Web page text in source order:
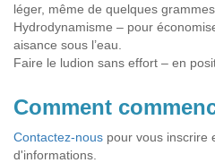
léger, même de quelques grammes.
Hydrodynamisme – pour
aisance sous l’eau.
Faire le ludion sans effort – en
Comment
Contactez-nous pour vous inscrire
d'informations.